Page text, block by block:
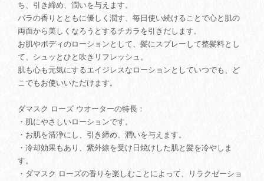
ち、引き締め、潤いを与えます。
バラの香りとともに優しく潤す、毎日使い続けることで心と肌の
両面から美しくなろうとするチカラを引きだします。
お肌やボディのローションとして、髪にスプレーして整髪料とし
て、シュッとひと吹きリフレッシュ。
肌も心も元気にするエイジレスなローションとしていつでも、ど
こでもお使いいただけます。
ダマスク ローズ ウオーターの特長：
・肌にやさしいローションです。
・お肌を清浄にし、引き締め、潤いを与えます。
・冷却効果もあり、紫外線を受け日焼けした肌と髪を冷やしま
す。
・ダマスク ローズの香りを楽しむことによって、リラクゼーショ